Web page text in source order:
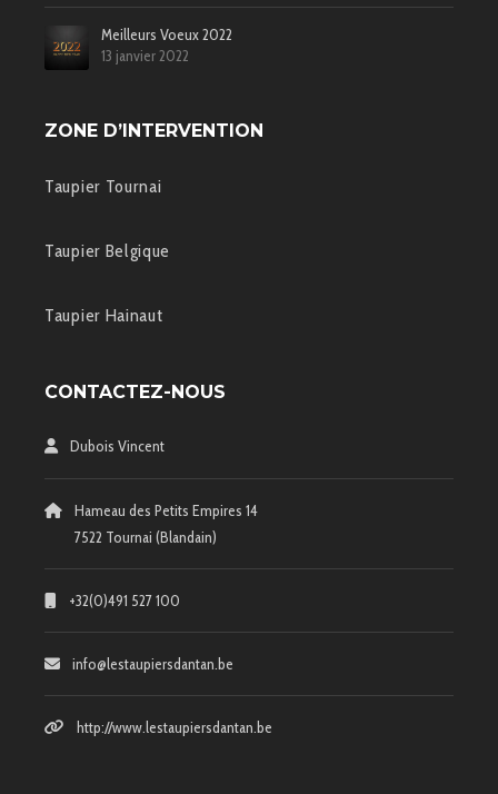
Meilleurs Voeux 2022
13 janvier 2022
ZONE D’INTERVENTION
Taupier Tournai
Taupier Belgique
Taupier Hainaut
CONTACTEZ-NOUS
Dubois Vincent
Hameau des Petits Empires 14
7522 Tournai (Blandain)
+32(0)491 527 100
info@lestaupiersdantan.be
http://www.lestaupiersdantan.be